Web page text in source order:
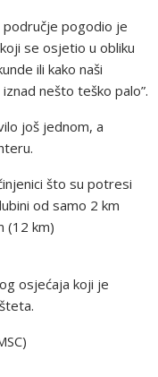
pogodio je
se osjetio u obliku
ili kako naši
nešto teško palo”.
još jednom, a
što su potresi
od samo 2 km
(12 km)
osjećaja koji je